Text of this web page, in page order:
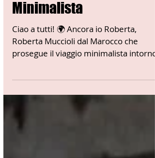
a Assilah - Viaggio
Minimalista
Ciao a tutti! 🌍 Ancora io Roberta,
prosegue il viaggio minimalista intorno
al Mondo 🌍 ! Ho appena...